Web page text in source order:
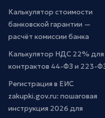
Калькулятор стоимости
банковской гарантии —
расчёт комиссии банка
Калькулятор НДС 22% для
контрактов 44-ФЗ и 223-
Регистрация в ЕИС
zakupki.gov.ru: пошаговая
инструкция 2026 для